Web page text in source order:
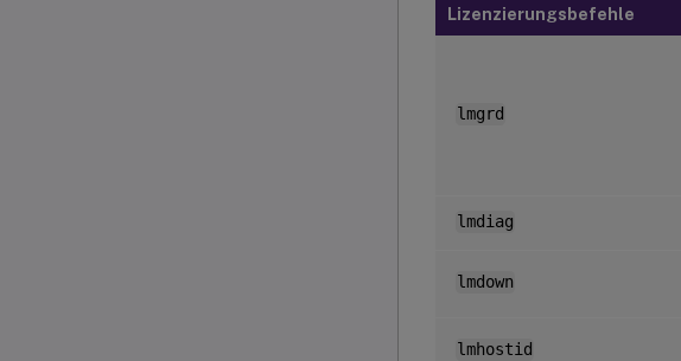
Lizenzierungsbefehle
lmgrd
lmdiag
lmdown
lmhostid